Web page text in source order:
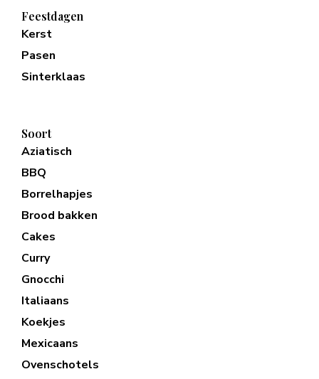
Feestdagen
Kerst
Pasen
Sinterklaas
Soort
Aziatisch
BBQ
Borrelhapjes
Brood bakken
Cakes
Curry
Gnocchi
Italiaans
Koekjes
Mexicaans
Ovenschotels